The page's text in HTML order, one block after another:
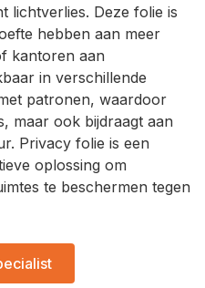
lichtverlies. Deze folie is
hebben aan meer
kantoren aan
in verschillende
patronen, waardoor
maar ook bijdraagt aan
Privacy folie is een
oplossing om
te beschermen tegen